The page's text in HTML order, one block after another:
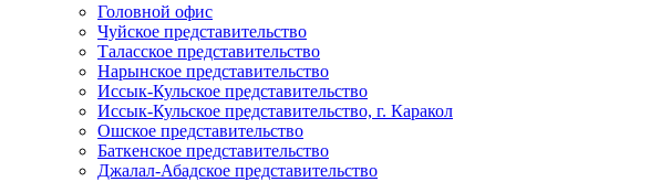
Головной офис
Чуйское представительство
Таласское представительство
Нарынское представительство
Иссык-Кульское представительство
Иссык-Кульское представительство, г. Каракол
Ошское представительство
Баткенское представительство
Джалал-Абадское представительство